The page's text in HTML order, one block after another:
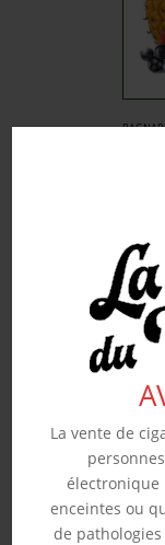
La vente de
électronique
enceintes ou
de